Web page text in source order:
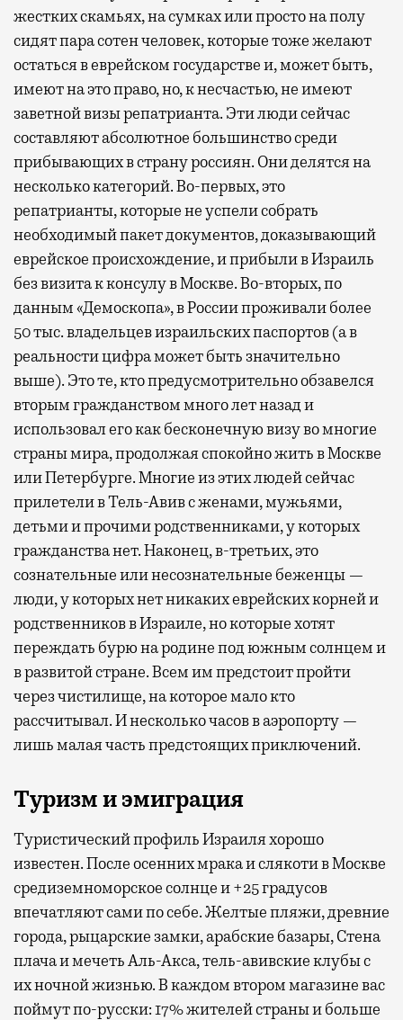
жестких скамьях, на сумках или просто на полу
сидят пара сотен человек, которые тоже желают
остаться в еврейском государстве и, может быть,
имеют на это право, но, к несчастью, не имеют
заветной визы репатрианта. Эти люди сейчас
составляют абсолютное большинство среди
прибывающих в страну россиян. Они делятся на
несколько категорий. Во-первых, это
репатрианты, которые не успели собрать
необходимый пакет документов, доказывающий
еврейское происхождение, и прибыли в Израиль
без визита к консулу в Москве. Во-вторых, по
данным «Демоскопа», в России проживали более
50 тыс. владельцев израильских паспортов (а в
реальности цифра может быть значительно
выше). Это те, кто предусмотрительно обзавелся
вторым гражданством много лет назад и
использовал его как бесконечную визу во многие
страны мира, продолжая спокойно жить в Москве
или Петербурге. Многие из этих людей сейчас
прилетели в Тель-Авив с женами, мужьями,
детьми и прочими родственниками, у которых
гражданства нет. Наконец, в-третьих, это
сознательные или несознательные беженцы —
люди, у которых нет никаких еврейских корней и
родственников в Израиле, но которые хотят
переждать бурю на родине под южным солнцем и
в развитой стране. Всем им предстоит пройти
через чистилище, на которое мало кто
рассчитывал. И несколько часов в аэропорту —
лишь малая часть предстоящих приключений.
Туризм и эмиграция
Туристический профиль Израиля хорошо
известен. После осенних мрака и слякоти в Москве
средиземноморское солнце и +25 градусов
впечатляют сами по себе. Желтые пляжи, древние
города, рыцарские замки, арабские базары, Стена
плача и мечеть Аль-Акса, тель-авивские клубы с
их ночной жизнью. В каждом втором магазине вас
поймут по-русски: 17% жителей страны и больше